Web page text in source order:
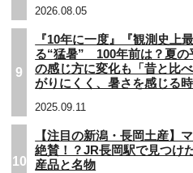
2026.08.05
9
『10年に一度』『観測史上
る“猛暑” 100年前は？夏の
の感じ方に変化も「昔と比
がりにくく、暑さを感じる時
2025.09.11
10
【注目の新潟・長岡土産】
絶賛！？JR長岡駅で見つけ
産品と名物